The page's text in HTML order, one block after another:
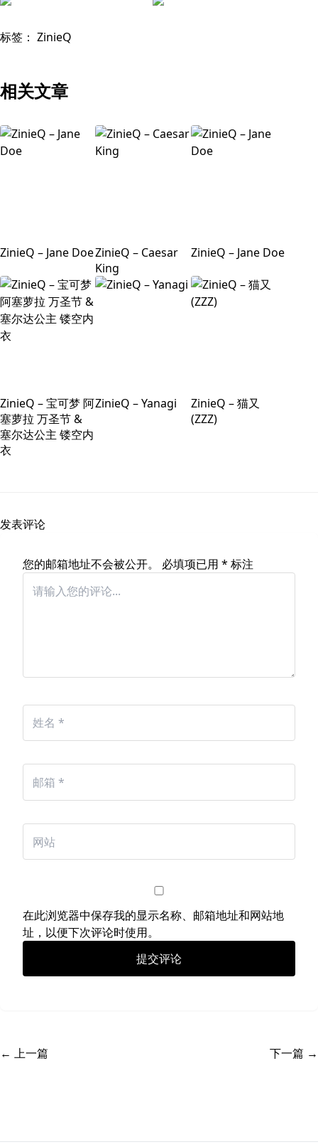
标签： ZinieQ
相关文章
ZinieQ – Jane DoeZinieQ – Caesar
King
ZinieQ – Jane Doe
ZinieQ – 宝可梦 阿
塞萝拉 万圣节 &
塞尔达公主 镂空内
衣
ZinieQ – Yanagi
ZinieQ – 猫又
(ZZZ)
发表评论
您的邮箱地址不会被公开。 必填项已用 * 标注
在此浏览器中保存我的显示名称、邮箱地址和网站地
址，以便下次评论时使用。
← 上一篇 下一篇 →